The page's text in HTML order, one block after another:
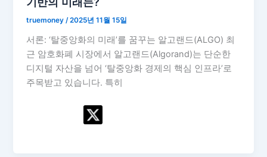
truemoney/2025년 11월 15일
서론: ‘탈중앙화의 미래’를 꿈꾸는 알고랜드(ALGO) 최
근 암호화폐 시장에서 알고랜드(Algorand)는 단순한
디지털 자산을 넘어 ‘탈중앙화 경제의 핵심 인프라’로
주목받고 있습니다. 특히